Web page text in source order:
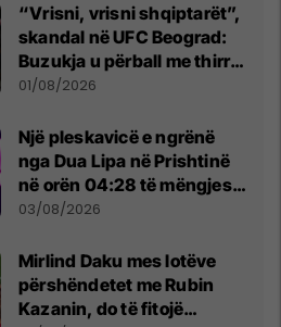
“Vrisni, vrisni shqiptarët”,
skandal në UFC Beograd:
Buzukja u përball me thirrje
anti-shqiptare nga
01/08/2026
Një pleskavicë e ngrënë
nga Dua Lipa në Prishtinë
në orën 04:28 të mëngjesit
- dhe bota digjitale serbe
03/08/2026
Mirlind Daku mes lotëve
përshëndetet me Rubin
Kazanin, do të fitojë